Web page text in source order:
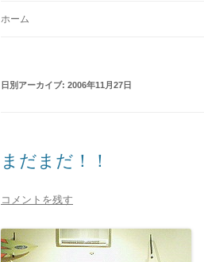
ホーム
日別アーカイブ: 2006年11月27日
まだまだ！！
コメントを残す